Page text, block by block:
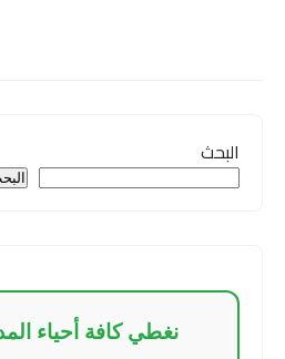
البحث
البحث
نغطي كافة أحياء المدن